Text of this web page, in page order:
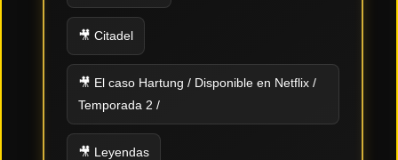
🎥 Citadel
🎥 El caso Hartung / Disponible en Netflix /
Temporada 2 /
🎥 Leyendas